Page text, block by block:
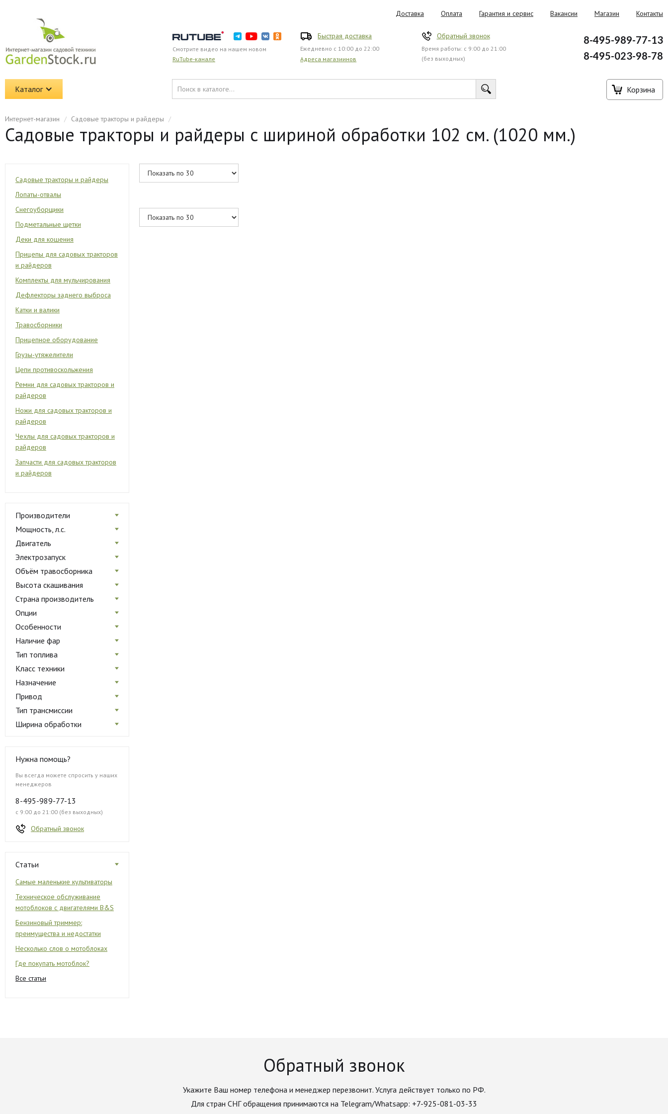
Доставка Оплата Гарантия и сервис Вакансии Магазин Контакты
Смотрите видео на нашем новом
RuTube-канале
Быстрая доставка
Ежедневно с 10:00 до 22:00
Адреса магазиинов
Обратный звонок
Время работы: с 9:00 до 21:00
(без выходных)
8-495-989-77-13
8-495-023-98-78
Каталог Корзина
Интернет-магазин / Садовые тракторы и райдеры /
Садовые тракторы и райдеры с шириной обработки 102 см. (1020 мм.)
Садовые тракторы и райдеры
Лопаты-отвалы
Снегоуборщики
Подметальные щетки
Деки для кошения
Прицепы для садовых тракторов
и райдеров
Комплекты для мульчирования
Дефлекторы заднего выброса
Катки и валики
Травосборники
Прицепное оборудование
Грузы-утяжелители
Цепи противоскольжения
Ремни для садовых тракторов и
райдеров
Ножи для садовых тракторов и
райдеров
Чехлы для садовых тракторов и
райдеров
Запчасти для садовых тракторов
и райдеров
Производители
Мощность, л.с.
Двигатель
Электрозапуск
Объём травосборника
Высота скашивания
Страна производитель
Опции
Особенности
Наличие фар
Тип топлива
Класс техники
Назначение
Привод
Тип трансмиссии
Ширина обработки
Нужна помощь?
Вы всегда можете спросить у наших
менеджеров
8-495-989-77-13
с 9:00 до 21:00 (без выходных)
Обратный звонок
Статьи
Самые маленькие культиваторы
Техническое обслуживание
мотоблоков с двигателями B&S
Бензиновый триммер:
преимущества и недостатки
Несколько слов о мотоблоках
Где покупать мотоблок?
Все статьи
Обратный звонок
Укажите Ваш номер телефона и менеджер перезвонит. Услуга действует только по РФ.
Для стран СНГ обращения принимаются на Telegram/Whatsapp: +7-925-081-03-33